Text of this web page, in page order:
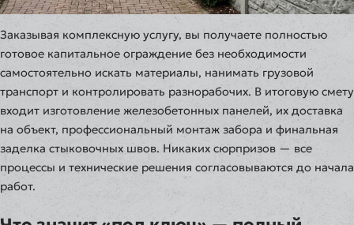
Заказывая комплексную услугу, вы получаете полностью
готовое капитальное ограждение без необходимости
самостоятельно искать материалы, нанимать грузовой
транспорт и контролировать разнорабочих. В итоговую смету
входит изготовление железобетонных панелей, их доставка
на объект, профессиональный монтаж забора и финальная
заделка стыковочных швов. Никаких сюрпризов — все
процессы и технические решения согласовываются до начала
работ.